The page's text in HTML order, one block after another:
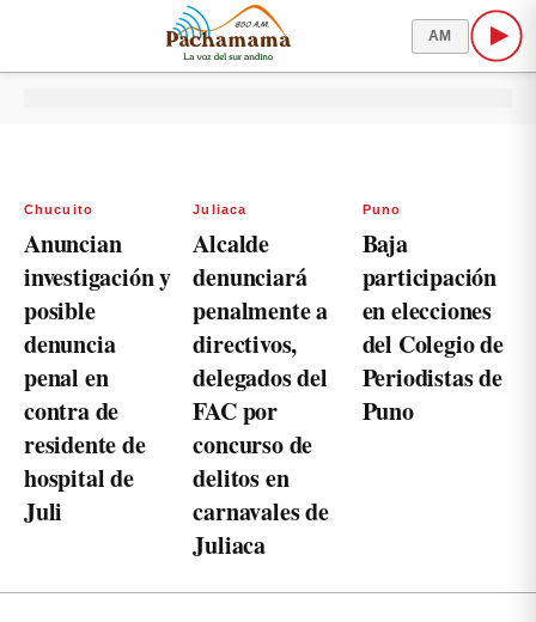
AM
Chucuito
Anuncian
investigación y
posible
denuncia
penal en
contra de
residente de
hospital de
Juli
Juliaca
Alcalde
denunciará
penalmente a
directivos,
delegados del
FAC por
concurso de
delitos en
carnavales de
Juliaca
Puno
Baja
participación
en elecciones
del Colegio de
Periodistas de
Puno